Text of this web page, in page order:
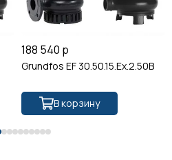
188 540 р
Grundfos EF 30.50.15.Ex.2.50B
В корзину